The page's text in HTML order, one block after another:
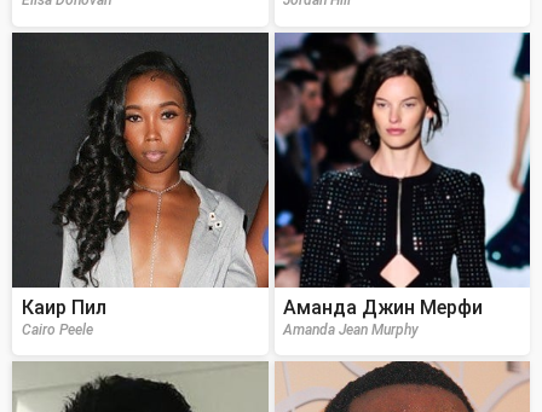
Каир Пил
Cairo Peele
Аманда Джин Мерфи
Amanda Jean Murphy